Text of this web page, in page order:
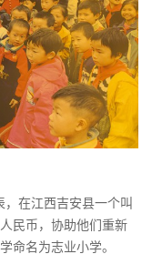
在江西吉安县一个叫
民币，协助他们重新
命名为志业小学。